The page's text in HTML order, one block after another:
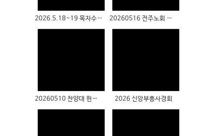
2026.5.18~19 목자수련회 20260516 전주노회 어린이대회
20260510 찬양대 헌신예배 2026 신앙부흥사경회